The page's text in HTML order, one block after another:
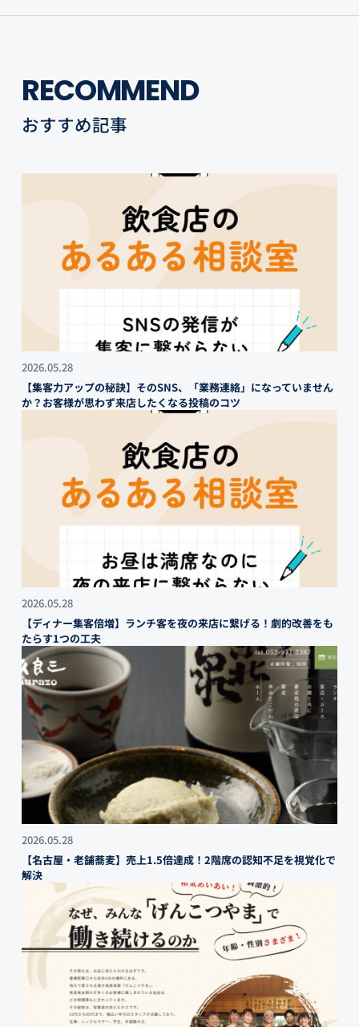
RECOMMEND
おすすめ記事
2026.05.28
【集客力アップの秘訣】そのSNS、「業務連絡」になっていません
か？お客様が思わず来店したくなる投稿のコツ
2026.05.28
【ディナー集客倍増】ランチ客を夜の来店に繋げる！劇的改善をも
たらす1つの工夫
2026.05.28
【名古屋・老舗蕎麦】売上1.5倍達成！2階席の認知不足を視覚化で
解決